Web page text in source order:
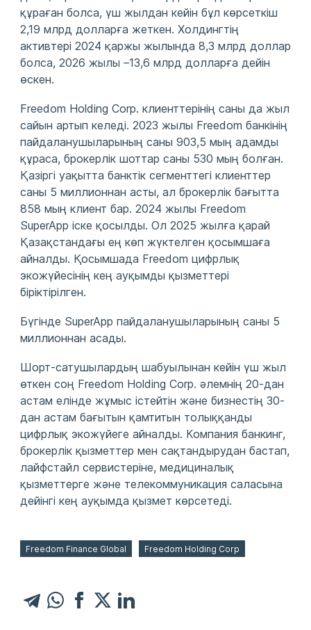
құраған болса, үш жылдан кейін бұл көрсеткіш
2,19 млрд долларға жеткен. Холдингтің
активтері 2024 қаржы жылында 8,3 млрд доллар
болса, 2026 жылы –13,6 млрд долларға дейін
өскен.
Freedom Holding Corp. клиенттерінің саны да жыл
сайын артып келеді. 2023 жылы Freedom банкінің
пайдаланушыларының саны 903,5 мың адамды
құраса, брокерлік шоттар саны 530 мың болған.
Қазіргі уақытта банктік сегменттегі клиенттер
саны 5 миллионнан асты, ал брокерлік бағытта
858 мың клиент бар. 2024 жылы Freedom
SuperApp іске қосылды. Ол 2025 жылға қарай
Қазақстандағы ең көп жүктелген қосымшаға
айналды. Қосымшада Freedom цифрлық
экожүйесінің кең ауқымды қызметтері
біріктірілген.
Бүгінде SuperApp пайдаланушыларының саны 5
миллионнан асады.
Шорт-сатушылардың шабуылынан кейін үш жыл
өткен соң Freedom Holding Corp. әлемнің 20-дан
астам елінде жұмыс істейтін және бизнестің 30-
дан астам бағытын қамтитын толыққанды
цифрлық экожүйеге айналды. Компания банкинг,
брокерлік қызметтер мен сақтандырудан бастап,
лайфстайл сервистеріне, медициналық
қызметтерге және телекоммуникация саласына
дейінгі кең ауқымда қызмет көрсетеді.
Freedom Finance Global Freedom Holding Corp